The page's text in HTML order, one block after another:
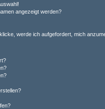
angezeigt werden?
werde ich aufgefordert, mich